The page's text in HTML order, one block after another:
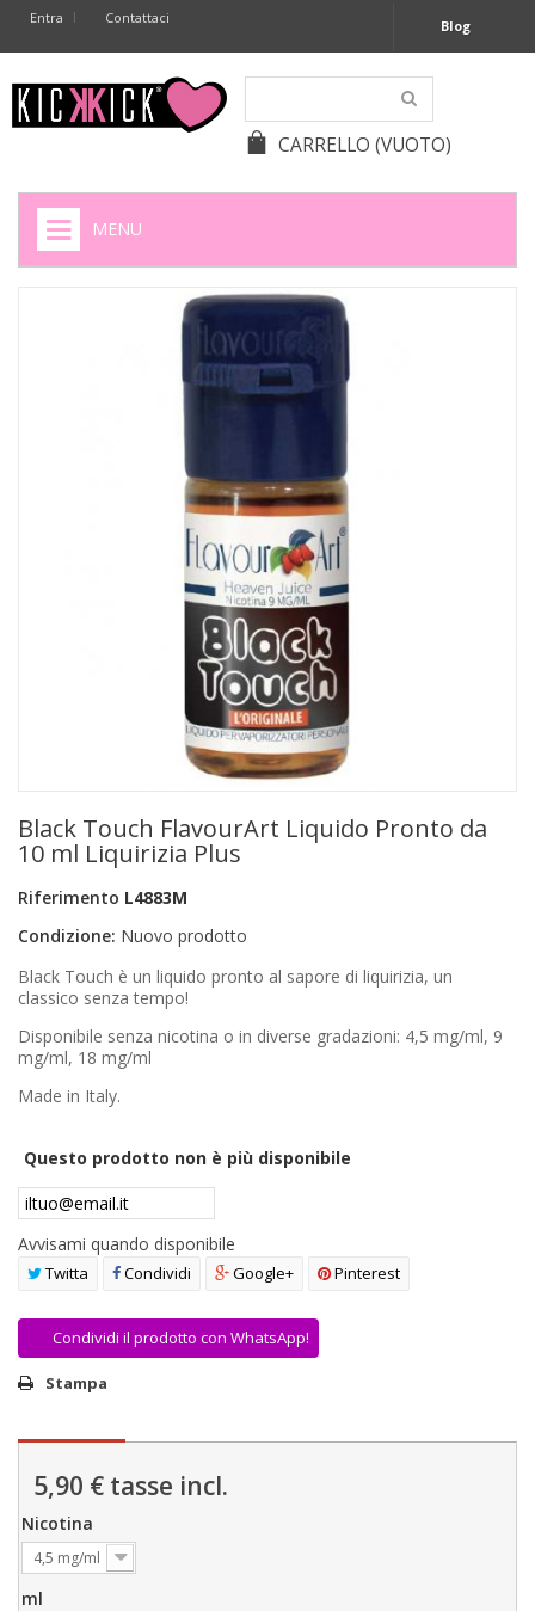
Entra Contattaci Blog
CARRELLO (VUOTO)
MENU
SIGARETTE ELETTRONICHE
BATTERIE APPARECCHI ACUSTICI
PRODOTTI MONOUSO E TNT
FORNITURE ESTETICA
CURA DELLA PERSONA
FAI DA TE
AUTO E MOTO
NOVITÀ
PROMOZIONI E COUPON
ARTICOLI IN OFFERTA
AREA RIVENDITORI
Black Touch FlavourArt Liquido Pronto da
10 ml Liquirizia Plus
Riferimento L4883M
Condizione: Nuovo prodotto
Black Touch è un liquido pronto al sapore di liquirizia, un
classico senza tempo!
Disponibile senza nicotina o in diverse gradazioni: 4,5 mg/ml, 9
mg/ml, 18 mg/ml
Made in Italy.
Questo prodotto non è più disponibile
Avvisami quando disponibile
Twitta Condividi Google+ Pinterest
Condividi il prodotto con WhatsApp!
Stampa
5,90 € tasse incl.
Nicotina
4,5 mg/ml
ml